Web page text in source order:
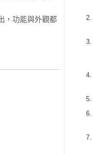
，功能與外觀都